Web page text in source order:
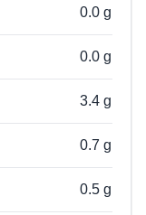
0.0 g
0.0 g
3.4 g
0.7 g
0.5 g